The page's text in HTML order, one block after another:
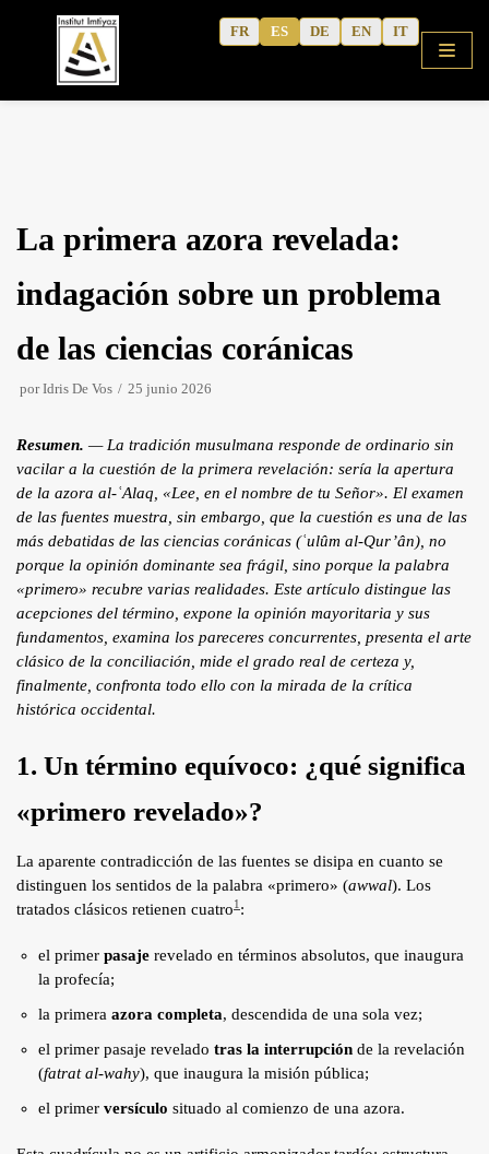
Saltar
contenido
Tienda
Árabe coránico
Árabe moderno
Cuadernos de actividades
Contenidos culturales
Blog
Contacto
Tafsîr
Artículos
Podcasts
Testimonios
La primera azora revelada:
indagación sobre un problema
de las ciencias coránicas
porIdris De Vos 25 junio 2026
Resumen. — La tradición musulmana responde de ordinario sin
vacilar a la cuestión de la primera revelación: sería la apertura
de la azora al-ʿAlaq, «Lee, en el nombre de tu Señor». El examen
de las fuentes muestra, sin embargo, que la cuestión es una de las
más debatidas de las ciencias coránicas (ʿulûm al-Qur’ân), no
porque la opinión dominante sea frágil, sino porque la palabra
«primero» recubre varias realidades. Este artículo distingue las
acepciones del término, expone la opinión mayoritaria y sus
fundamentos, examina los pareceres concurrentes, presenta el arte
clásico de la conciliación, mide el grado real de certeza y,
finalmente, confronta todo ello con la mirada de la crítica
histórica occidental.
1. Un término equívoco: ¿qué significa
«primero revelado»?
La aparente contradicción de las fuentes se disipa en cuanto se
distinguen los sentidos de la palabra «primero» (awwal). Los
tratados clásicos retienen cuatro1 :
el primer pasaje revelado en términos absolutos, que inaugura
la profecía;
la primera azora completa, descendida de una sola vez;
el primer pasaje revelado tras la interrupción de la revelación
(fatrat al-wahy), que inaugura la misión pública;
el primer versículo situado al comienzo de una azora.
FR ES DE EN IT